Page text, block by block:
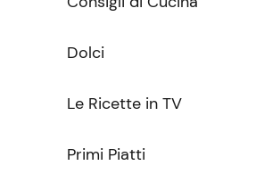
Dolci
Le Ricette in TV
Primi Piatti